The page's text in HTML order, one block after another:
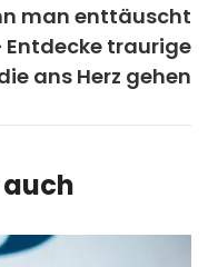
man enttäuscht
Entdecke traurige
ans Herz gehen